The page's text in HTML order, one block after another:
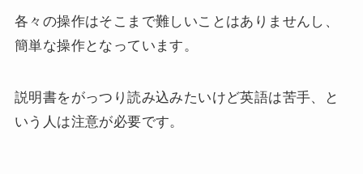
各々の操作はそこまで難しいことはありませんし、
簡単な操作となっています。
説明書をがっつり読み込みたいけど英語は苦手、と
いう人は注意が必要です。